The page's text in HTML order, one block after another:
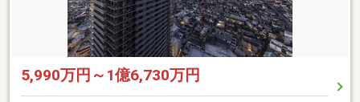
5,990万円～1億6,730万円